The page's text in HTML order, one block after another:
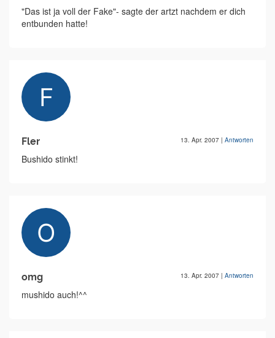
"Das ist ja voll der Fake"- sagte der artzt nachdem er dich
entbunden hatte!
Fler 13. Apr. 2007 | Antworten
Bushido stinkt!
omg 13. Apr. 2007 | Antworten
mushido auch!^^